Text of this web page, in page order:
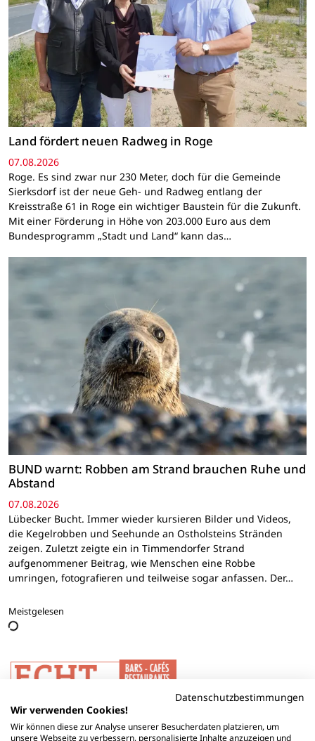
Land fördert neuen Radweg in Roge
07.08.2026
Roge. Es sind zwar nur 230 Meter, doch für die Gemeinde
Sierksdorf ist der neue Geh- und Radweg entlang der
Kreisstraße 61 in Roge ein wichtiger Baustein für die Zukunft.
Mit einer Förderung in Höhe von 203.000 Euro aus dem
Bundesprogramm „Stadt und Land“ kann das…
BUND warnt: Robben am Strand brauchen Ruhe und
Abstand
07.08.2026
Lübecker Bucht. Immer wieder kursieren Bilder und Videos,
die Kegelrobben und Seehunde an Ostholsteins Stränden
zeigen. Zuletzt zeigte ein in Timmendorfer Strand
aufgenommener Beitrag, wie Menschen eine Robbe
umringen, fotografieren und teilweise sogar anfassen. Der…
Meistgelesen
Datenschutzbestimmungen
Wir verwenden Cookies!
Wir können diese zur Analyse unserer Besucherdaten platzieren, um
unsere Webseite zu verbessern, personalisierte Inhalte anzuzeigen und